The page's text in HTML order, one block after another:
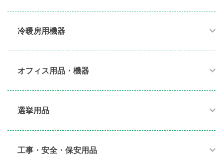
冷暖房用機器​
オフィス用品・機器​
選挙用品
工事・安全・保安用品